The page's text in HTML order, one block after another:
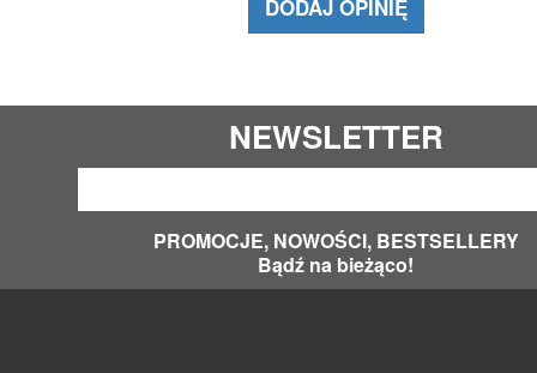
DODAJ OPINIĘ
NEWSLETTER
PROMOCJE, NOWOŚCI, BESTSELLERY
Bądź na bieżąco!